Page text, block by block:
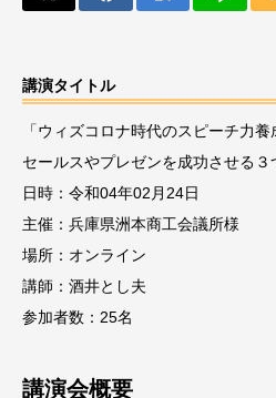
講演タイトル
「ウィズコロナ時代のスピーチ力
セールスやプレゼンを成功させる３
日時：令和04年02月24日
主催：兵庫県洲本商工会議所様
場所：オンライン
講師：酒井とし夫
参加者数：25名
講演会概要